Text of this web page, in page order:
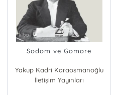
Sodom ve Gomore
Yakup Kadri Karaosmanoğlu
İletişim Yayınları